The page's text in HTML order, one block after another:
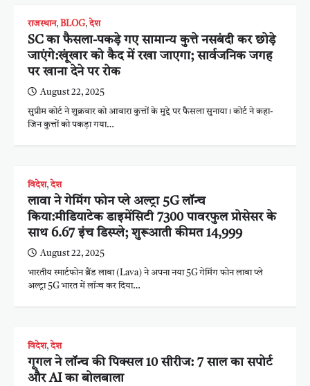
राजस्थान, BLOG, देश
SC का फैसला-पकड़े गए सामान्य कुत्ते नसबंदी कर छोड़े
जाएंगे:खूंखार को कैद में रखा जाएगा; सार्वजनिक जगह
पर खाना देने पर रोक
August 22, 2025
सुप्रीम कोर्ट ने शुक्रवार को आवारा कुत्तों के मुद्दे पर फैसला सुनाया। कोर्ट ने कहा-
जिन कुत्तों को पकड़ा गया…
विदेश, देश
लावा ने गेमिंग फोन प्ले अल्ट्रा 5G लॉन्च
किया:मीडियाटेक डाइमेंसिटी 7300 पावरफुल प्रोसेसर के
साथ 6.67 इंच डिस्प्ले; शुरूआती कीमत 14,999
August 22, 2025
भारतीय स्मार्टफोन ब्रैंड लावा (Lava) ने अपना नया 5G गेमिंग फोन लावा प्ले
अल्ट्रा 5G भारत में लॉन्च कर दिया…
विदेश, देश
गूगल ने लॉन्च की पिक्सल 10 सीरीज: 7 साल का सपोर्ट
और AI का बोलबाला